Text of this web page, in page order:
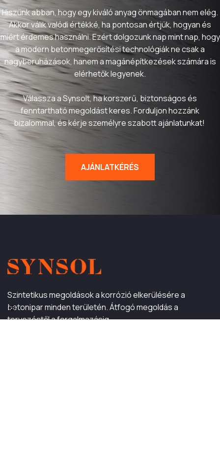
Hiszünk abban, hogy egy kiváló anyag önmagában nem elég.
Akkor válik valódi értékké, ha pontosan értjük, hogyan és
miért érdemes használni. Ezért dolgozunk nap mint nap, hogy
a modern betonmegerősítési technológiák ne csak a
nagyberuházások, hanem a magánépítkezések számára is
elérhetők legyenek.
Válassza a Synsolt, ha korszerű, biztonságos és
fenntartható megoldást keres. Forduljon hozzánk
bizalommal, és kérje személyre szabott ajánlatunkat!
AJÁNLATKÉRÉS
Szintetikus megoldások a korrózió elkerülésére a
betonipar minden területén. Átfogó megoldás a
tervezéstől a forgalmazásig.
🍪